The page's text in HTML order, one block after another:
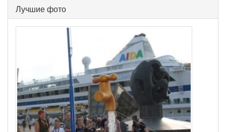
Лучшие фото